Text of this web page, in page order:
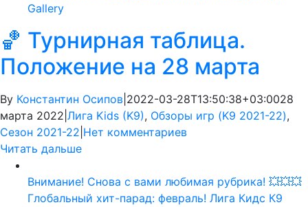
Gallery
🏀 Турнирная таблица.
Положение на 28 марта
By Константин Осипов 2022-03-28T13:50:38+03:0028
марта 2022 Лига Kids (K9), Обзоры игр (K9 2021-22),
Сезон 2021-22 Нет комментариев
Читать дальше
Внимание! Снова с вами любимая рубрика! 💥💥💥
Глобальный хит-парад: февраль! Лига Кидс К9